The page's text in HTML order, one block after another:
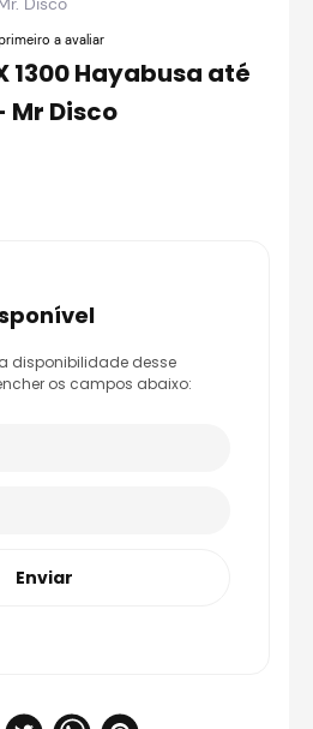
a avaliar
1300 Hayabusa até
Mr Disco
disponibilidade desse
os campos abaixo:
Enviar